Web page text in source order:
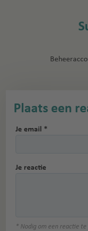
Plaats een
Je email *
Je reactie
* Nodig om een reactie te